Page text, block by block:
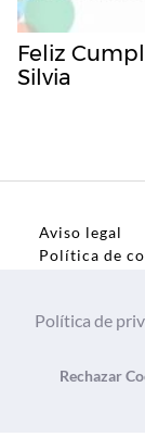
Feliz
Silvia
Aviso legal
Política de
Política de
Rechazar